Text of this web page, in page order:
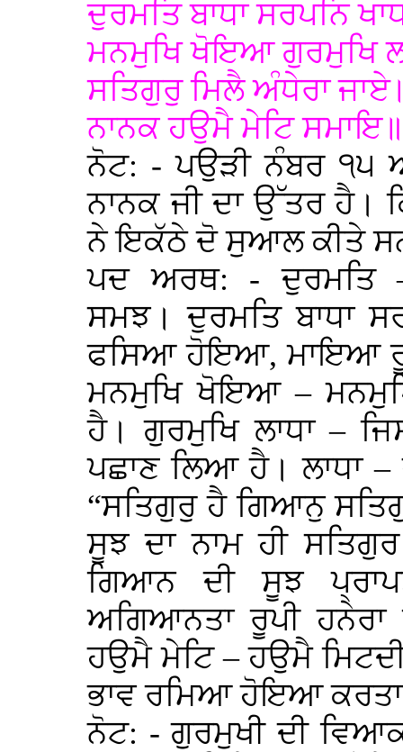
ਦੁਰਮਤਿ ਬਾਧਾ ਸਰਪਨਿ
ਮਨਮੁਖਿ ਖੋਇਆ ਗੁਰਮੁਖਿ
ਸਤਿਗੁਰੁ ਮਿਲੈ ਅੰਧੇਰਾ
ਨਾਨਕ ਹਉਮੈ ਮੇਟਿ
ਨੋਟ: - ਪਉੜੀ ਨੰਬਰ ੧੫
ਨਾਨਕ ਜੀ ਦਾ ਉੱਤਰ ਹੈ।
ਨੇ ਇਕੱਠੇ ਦੋ ਸੁਆਲ ਕੀਤੇ
ਪਦ ਅਰਥ: - ਦੁਰਮਤਿ
ਸਮਝ। ਦੁਰਮਤਿ ਬਾਧਾ
ਫਸਿਆ ਹੋਇਆ, ਮਾਇਆ
ਮਨਮੁਖਿ ਖੋਇਆ –
ਹੈ। ਗੁਰਮੁਖਿ ਲਾਧਾ –
ਪਛਾਣ ਲਿਆ ਹੈ। ਲਾਧਾ
“ਸਤਿਗੁਰੁ ਹੈ ਗਿਆਨੁ
ਸੂਝ ਦਾ ਨਾਮ ਹੀ
ਗਿਆਨ ਦੀ ਸੂਝ
ਅਗਿਆਨਤਾ ਰੂਪੀ
ਹਉਮੈ ਮੇਟਿ – ਹਉਮੈ
ਭਾਵ ਰਮਿਆ ਹੋਇਆ
ਨੋਟ: - ਗੁਰਮੁਖੀ ਦੀ